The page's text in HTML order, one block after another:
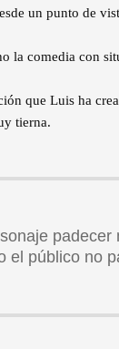
un punto de
la comedia con
que Luis ha
tierna.
padecer
el público no